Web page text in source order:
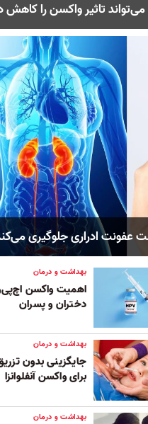
تاثیر واکسن را کاهش
عفونت ادراری جلوگیری
بهداشت و درمان
اهمیت واکسن
دختران و پسران
بهداشت و درمان
جایگزینی بدون
برای واکسن آنفلوانزا
بهداشت و درمان